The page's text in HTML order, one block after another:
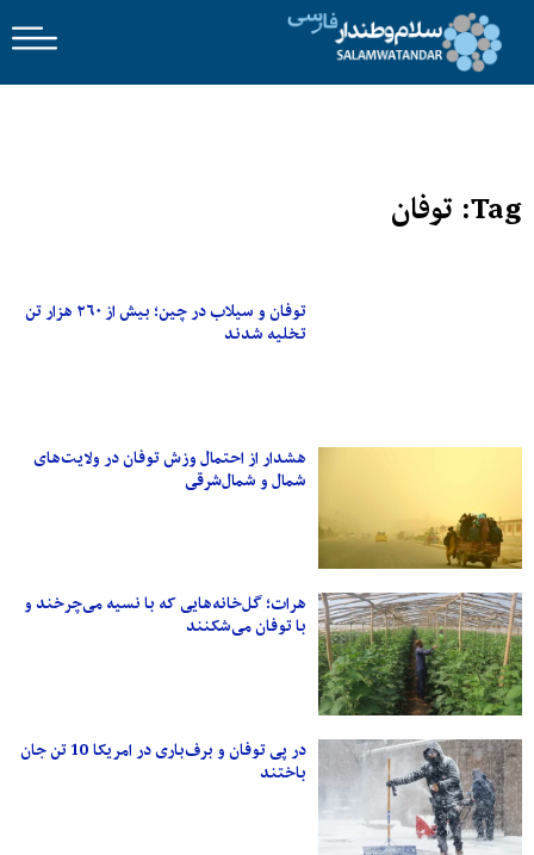
Tag: توفان
توفان و سیلاب در چین؛ بیش از ۲۶۰ هزار تن
تخلیه شدند
هشدار از احتمال وزش توفان در ولایت‌های
شمال و شمال‌شرقی
هرات؛ گل‌خانه‌هایی که با نسیه می‌چرخند و
با توفان می‌شکنند
در پی توفان و برف‌باری در امریکا 10 تن جان
باختند